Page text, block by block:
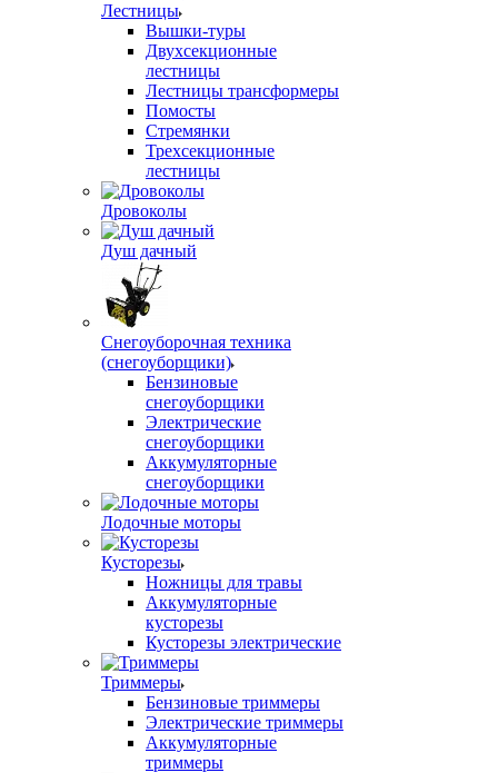
Лестницы
Вышки-туры
Двухсекционные
лестницы
Лестницы трансформеры
Помосты
Стремянки
Трехсекционные
лестницы
Дровоколы
Душ дачный
Снегоуборочная техника
(снегоуборщики)
Бензиновые
снегоуборщики
Электрические
снегоуборщики
Аккумуляторные
снегоуборщики
Лодочные моторы
Кусторезы
Ножницы для травы
Аккумуляторные
кусторезы
Кусторезы электрические
Триммеры
Бензиновые триммеры
Электрические триммеры
Аккумуляторные
триммеры